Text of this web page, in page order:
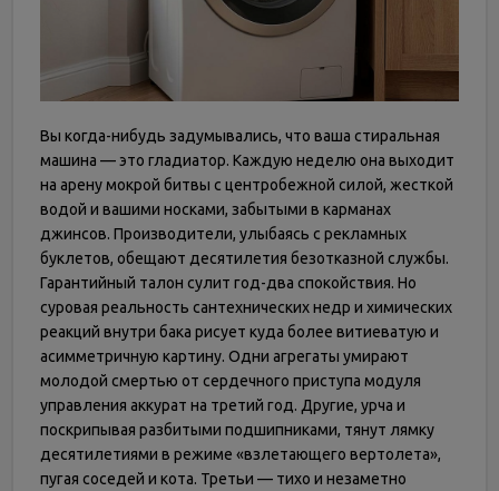
Вы когда-нибудь задумывались, что ваша стиральная
машина — это гладиатор. Каждую неделю она выходит
на арену мокрой битвы с центробежной силой, жесткой
водой и вашими носками, забытыми в карманах
джинсов. Производители, улыбаясь с рекламных
буклетов, обещают десятилетия безотказной службы.
Гарантийный талон сулит год-два спокойствия. Но
суровая реальность сантехнических недр и химических
реакций внутри бака рисует куда более витиеватую и
асимметричную картину. Одни агрегаты умирают
молодой смертью от сердечного приступа модуля
управления аккурат на третий год. Другие, урча и
поскрипывая разбитыми подшипниками, тянут лямку
десятилетиями в режиме «взлетающего вертолета»,
пугая соседей и кота. Третьи — тихо и незаметно